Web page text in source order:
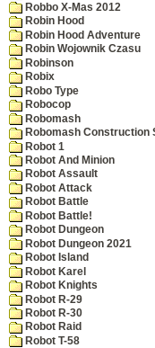
Robbo X-Mas 2012
Robin Hood
Robin Hood Adventure
Robin Wojownik Czasu
Robinson
Robix
Robo Type
Robocop
Robomash
Robomash Construction
Robot 1
Robot And Minion
Robot Assault
Robot Attack
Robot Battle
Robot Battle!
Robot Dungeon
Robot Dungeon 2021
Robot Island
Robot Karel
Robot Knights
Robot R-29
Robot R-30
Robot Raid
Robot T-58